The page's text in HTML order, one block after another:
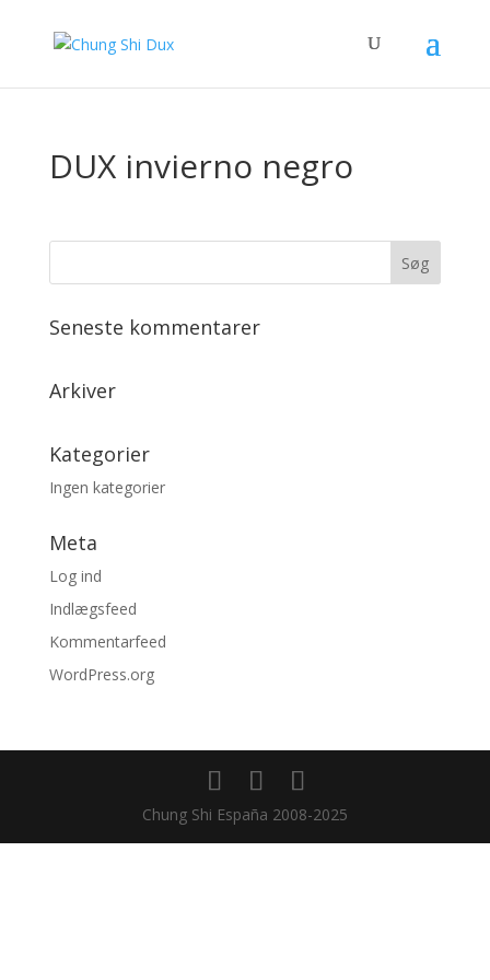
DUX invierno negro
Seneste kommentarer
Arkiver
Kategorier
Ingen kategorier
Meta
Log ind
Indlægsfeed
Kommentarfeed
WordPress.org
Chung Shi España 2008-2025